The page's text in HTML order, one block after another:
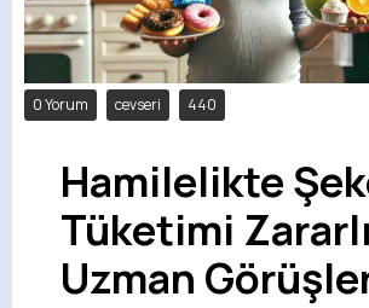
0 Yorum cevseri 440
Hamilelikte
Tüketimi
Uzman